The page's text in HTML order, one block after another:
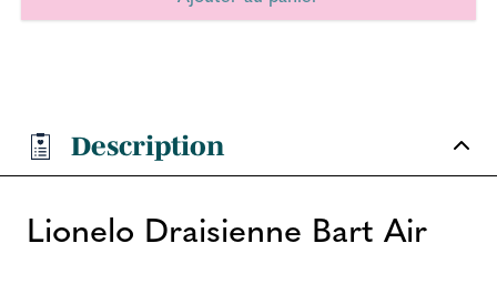
Description
Lionelo Draisienne Bart Air